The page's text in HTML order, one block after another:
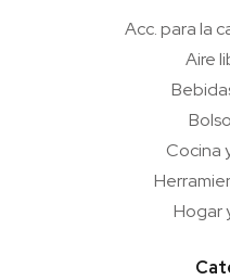
Acc. para la
Aire
Cocina
Hogar